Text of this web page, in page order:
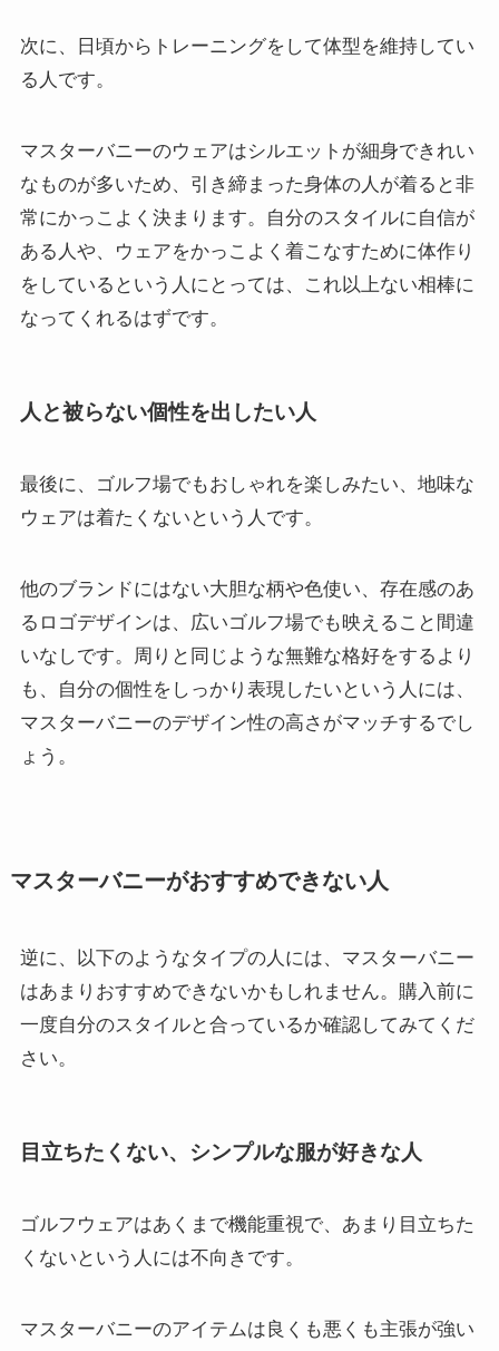
次に、日頃からトレーニングをして体型を維持してい
る人です。
マスターバニーのウェアはシルエットが細身できれい
なものが多いため、引き締まった身体の人が着ると非
常にかっこよく決まります。自分のスタイルに自信が
ある人や、ウェアをかっこよく着こなすために体作り
をしているという人にとっては、これ以上ない相棒に
なってくれるはずです。
人と被らない個性を出したい人
最後に、ゴルフ場でもおしゃれを楽しみたい、地味な
ウェアは着たくないという人です。
他のブランドにはない大胆な柄や色使い、存在感のあ
るロゴデザインは、広いゴルフ場でも映えること間違
いなしです。周りと同じような無難な格好をするより
も、自分の個性をしっかり表現したいという人には、
マスターバニーのデザイン性の高さがマッチするでし
ょう。
マスターバニーがおすすめできない人
逆に、以下のようなタイプの人には、マスターバニー
はあまりおすすめできないかもしれません。購入前に
一度自分のスタイルと合っているか確認してみてくだ
さい。
目立ちたくない、シンプルな服が好きな人
ゴルフウェアはあくまで機能重視で、あまり目立ちた
くないという人には不向きです。
マスターバニーのアイテムは良くも悪くも主張が強い